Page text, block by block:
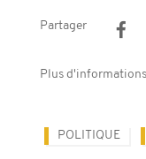
Partager
Plus
POLITIQUE